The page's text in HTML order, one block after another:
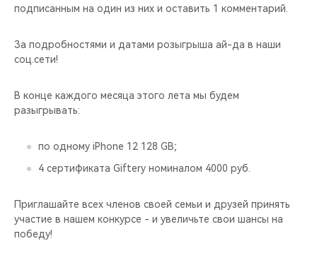
подписанным на один из них и оставить 1 комментарий.
За подробностями и датами розыгрыша ай-да в наши
соц.сети!
В конце каждого месяца этого лета мы будем
разыгрывать:
по одному iPhone 12 128 GB;
4 сертификата Giftery номиналом 4000 руб.
Приглашайте всех членов своей семьи и друзей принять
участие в нашем конкурсе - и увеличьте свои шансы на
победу!